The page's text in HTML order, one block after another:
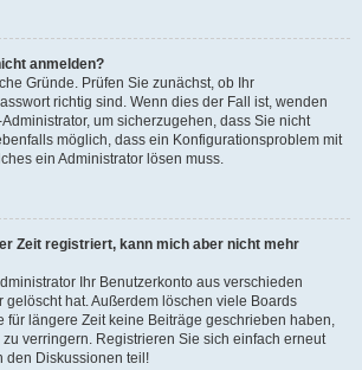
anmelden?
Gründe. Prüfen Sie zunächst, ob Ihr
richtig sind. Wenn dies der Fall ist, wenden
um sicherzugehen, dass Sie nicht
möglich, dass ein Konfigurationsproblem mit
ein Administrator lösen muss.
Zeit registriert, kann mich aber nicht mehr
Ihr Benutzerkonto aus verschieden
gelöscht hat. Außerdem löschen viele Boards
für längere Zeit keine Beiträge geschrieben haben,
verringern. Registrieren Sie sich einfach erneut
den Diskussionen teil!